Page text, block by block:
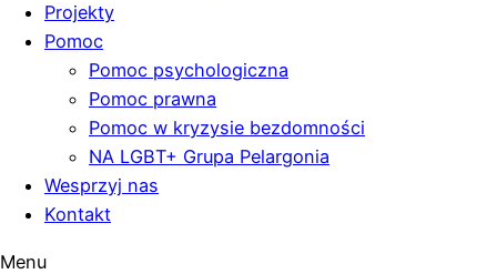
Projekty
Pomoc
Pomoc psychologiczna
Pomoc prawna
Pomoc w kryzysie bezdomności
NA LGBT+ Grupa Pelargonia
Wesprzyj nas
Kontakt
Menu